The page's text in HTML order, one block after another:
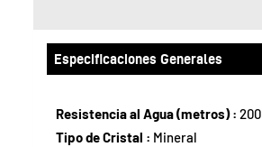
Especificaciones Generales
Resistencia al Agua (metros) :200
Tipo de Cristal : Mineral